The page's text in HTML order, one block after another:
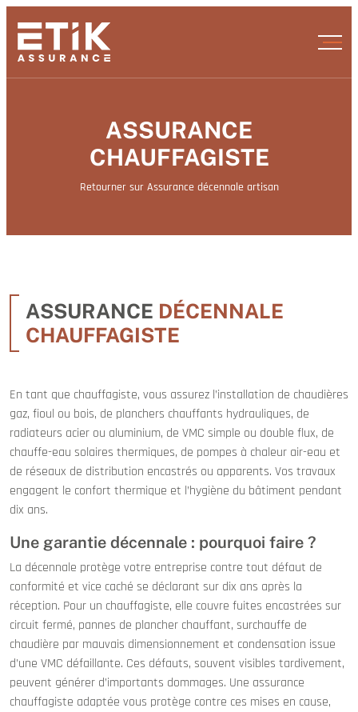
ASSURANCE
CHAUFFAGISTE
Retourner sur Assurance décennale artisan
ASSURANCE DÉCENNALE
CHAUFFAGISTE
En tant que chauffagiste, vous assurez l’installation de chaudières
gaz, fioul ou bois, de planchers chauffants hydrauliques, de
radiateurs acier ou aluminium, de VMC simple ou double flux, de
chauffe-eau solaires thermiques, de pompes à chaleur air-eau et
de réseaux de distribution encastrés ou apparents. Vos travaux
engagent le confort thermique et l’hygiène du bâtiment pendant
dix ans.
Une garantie décennale : pourquoi faire ?
La décennale protège votre entreprise contre tout défaut de
conformité et vice caché se déclarant sur dix ans après la
réception. Pour un chauffagiste, elle couvre fuites encastrées sur
circuit fermé, pannes de plancher chauffant, surchauffe de
chaudière par mauvais dimensionnement et condensation issue
d’une VMC défaillante. Ces défauts, souvent visibles tardivement,
peuvent générer d’importants dommages. Une assurance
chauffagiste adaptée vous protège contre ces mises en cause,